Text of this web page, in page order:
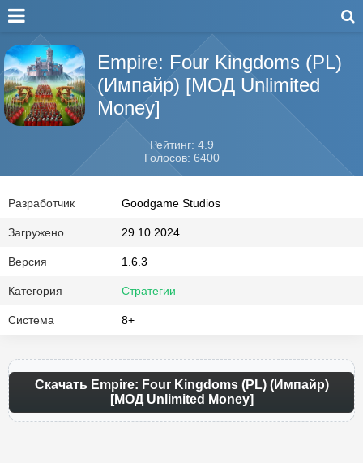
Empire: Four Kingdoms (PL)
(Импайр) [МОД Unlimited
Money]
Рейтинг: 4.9
Голосов: 6400
Разработчик Goodgame Studios
Загружено 29.10.2024
Версия 1.6.3
Категория Стратегии
Система 8+
Скачать Empire: Four Kingdoms (PL) (Импайр)
[МОД Unlimited Money]